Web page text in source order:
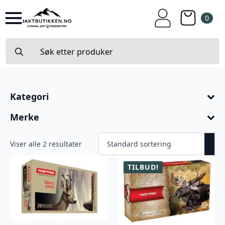
0
for:
Kategori
Merke
Viser alle 2 resultater
TILBUD!